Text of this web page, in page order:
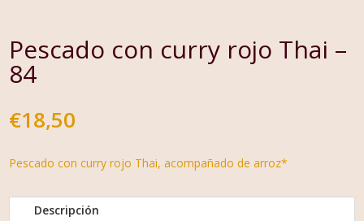
Pescado con curry rojo Thai –
84
€18,50
Pescado con curry rojo Thai, acompañado de arroz*
Descripción